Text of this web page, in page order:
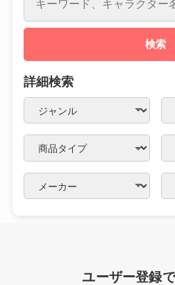
検索
詳細検索
ユーザー登録